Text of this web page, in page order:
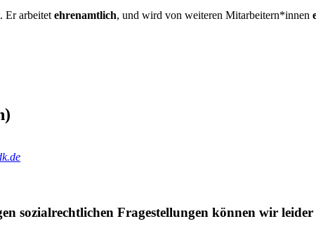
Er arbeitet ehrenamtlich, und wird von weiteren Mitarbeitern*innen
sozialrechtlichen Fragestellungen können wir